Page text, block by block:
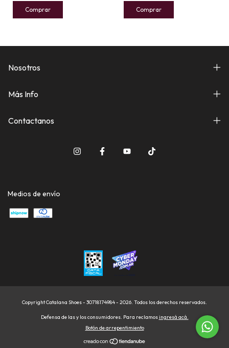
Comprar Comprar
Nosotros
Más Info
Contactanos
Medios de envío
Copyright Catalana Shoes - 30718174984 - 2026. Todos los derechos reservados.
Defensa de las y los consumidores. Para reclamosingresá acá.
Botón de arrepentimiento